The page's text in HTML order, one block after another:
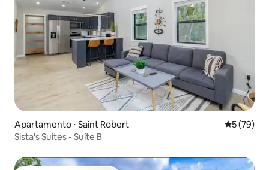
Apartamento ⋅ Saint Robert 5 de uma
5 (79)
Sista's Suites - Suíte B